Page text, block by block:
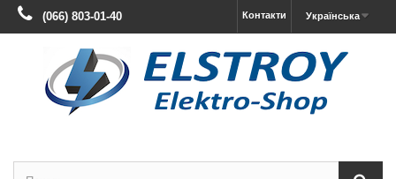
Українська
Контакти
(066) 803-01-40